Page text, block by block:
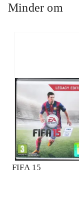
Minder om
FIFA 15